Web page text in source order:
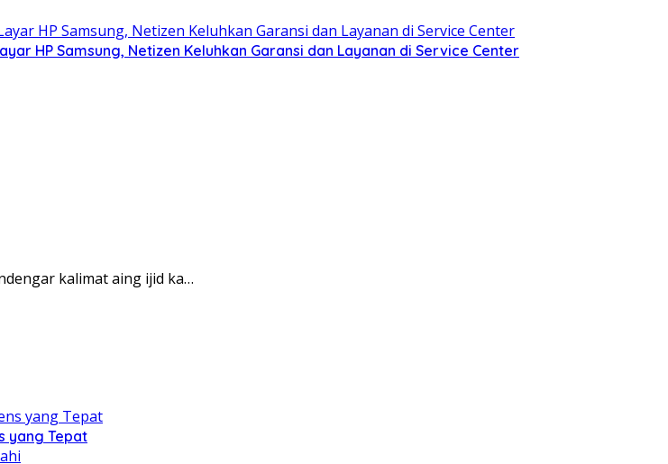
HP Samsung, Netizen Keluhkan Garansi dan Layanan di Service Center
kalimat aing ijid ka…
yang Tepat